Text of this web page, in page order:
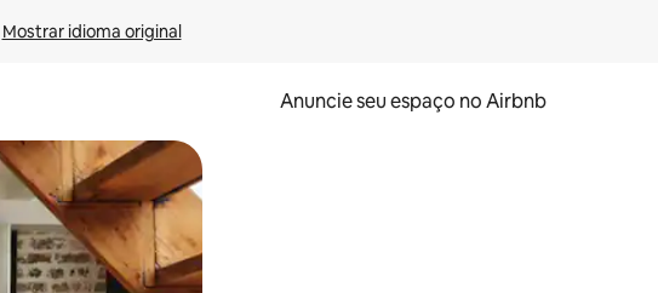
Mostrar idioma original
Anuncie seu espaço no Airbnb